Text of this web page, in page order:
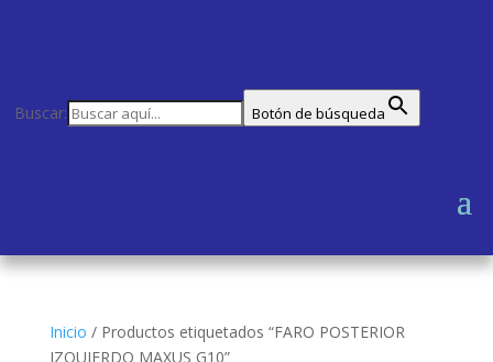
Buscar: Botón de búsqueda
Inicio / Productos etiquetados “FARO POSTERIOR
IZQUIERDO MAXUS G10”